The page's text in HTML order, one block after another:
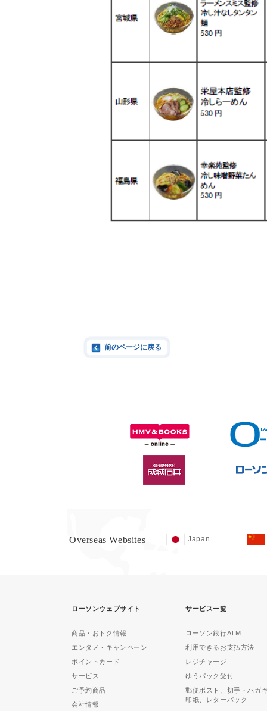
前のページに戻る
Overseas Websites Japan
ローソンウェブサイト
商品・おトク情報
エンタメ・キャンペーン
ポイントカード
サービス
ご予約商品
会社情報
サービス一覧
ローソン銀行ATM
利用できるお支払方法
レジチャージ
ゆうパック受付
郵便ポスト、切手・ハガ
印紙、レターパック